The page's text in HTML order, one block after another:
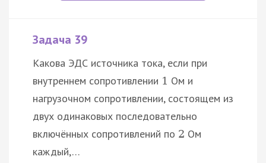
Задача 39
Какова ЭДС источника тока, если при
внутреннем сопротивлении 1 Ом и
нагрузочном сопротивлении, состоящем из
двух одинаковых последовательно
включённых сопротивлений по 2 Ом
каждый,…